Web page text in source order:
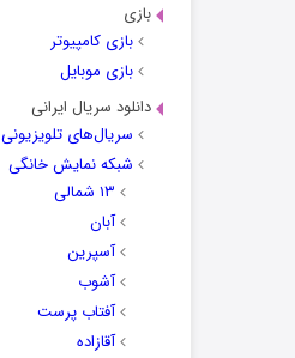
بازی
بازی کامپیوتر
بازی موبایل
دانلود سریال ایرانی
سریال‌های تلویزیونی
شبکه نمایش خانگی
۱۳ شمالی
آبان
آسپرین
آشوب
آفتاب پرست
آقازاده